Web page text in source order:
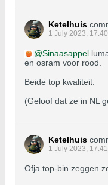
Ketelhuis
1 July 2023, 17:40
Sinaasappel
en osram voor rood.
Beide top kwaliteit.
(Geloof dat ze in NL
Ketelhuis
1 July 2023, 17:41
Ofja top-bin zeggen